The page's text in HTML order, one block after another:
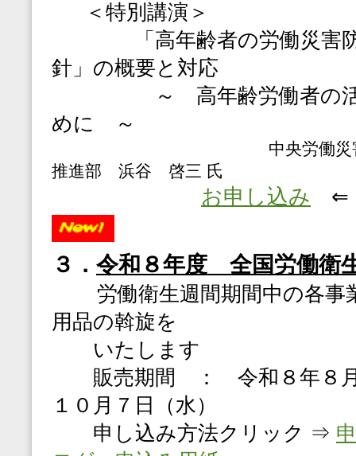
＜特別講演＞
「高年齢者の労働災害防
針」の概要と対応
～ 高年齢労働者の活躍
めに ～
中央労働災害防止協
推進部 浜谷 啓三 氏
お申し込み ⇐
３． 令和８年度 全国労働衛
労働衛生週間期間中の各事
用品の斡旋を
いたします
販売期間 ： 令和８年８
１０月７日（水）
申し込み方法クリック ⇒